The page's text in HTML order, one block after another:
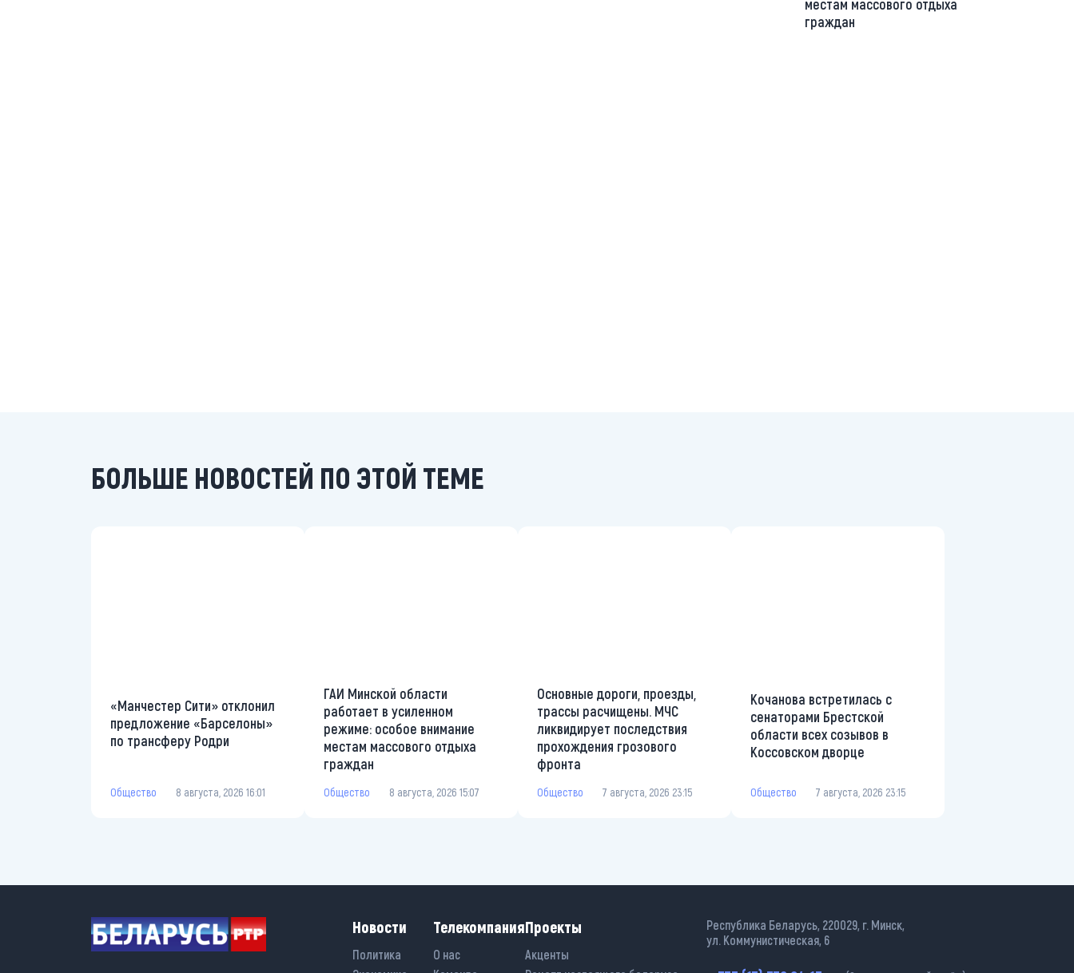
местам массового отдыха
граждан
БОЛЬШЕ НОВОСТЕЙ ПО ЭТОЙ ТЕМЕ
«Манчестер Сити» отклонил
предложение «Барселоны»
по трансферу Родри
Общество 8 августа, 2026 16:01
ГАИ Минской области
работает в усиленном
режиме: особое внимание
местам массового отдыха
граждан
Общество 8 августа, 2026 15:07
Основные дороги, проезды,
трассы расчищены. МЧС
ликвидирует последствия
прохождения грозового
фронта
Общество 7 августа, 2026 23:15
Кочанова встретилась с
сенаторами Брестской
области всех созывов в
Коссовском дворце
Общество 7 августа, 2026 23:15
Новости
Политика
Телекомпания
О нас
Проекты
Акценты
Республика Беларусь, 220029, г. Минск,
ул. Коммунистическая, 6